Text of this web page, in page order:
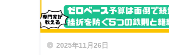
2025年11月26日